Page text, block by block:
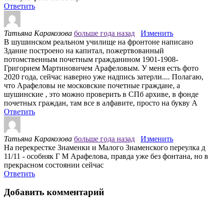
Ответить
Татьяна Каракозова больше года назад
Изменить
В шушинском реальном училище на фронтоне написано
Здание построено на капитал, пожертвованный
потомственным почетным гражданином 1901-1908-
Григорием Мартиновичем Арафеловым. У меня есть фото
2020 года, сейчас наверно уже надпись затерли.... Полагаю,
что Арафеловы не московские почетные граждане, а
шушинские , это можно проверить в СПб архиве, в фонде
почетных граждан, там все в алфавите, просто на букву А
Ответить
Татьяна Каракозова больше года назад
Изменить
На перекрестке Знаменки и Малого Знаменского переулка д
11/11 - особняк Г М Арафелова, правда уже без фонтана, но в
прекрасном состоянии сейчас
Ответить
Добавить комментарий